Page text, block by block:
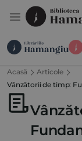
Module
Suport Contact
Acasă
Articole
Vânzătorii de timp: